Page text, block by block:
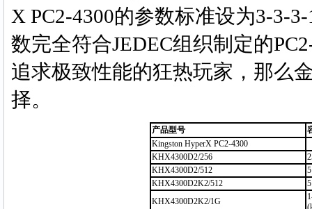
X PC2-4300的参数标准设为3-3-
数完全符合JEDEC组织制定的
追求极致性能的狂热玩家，那么
择。
产品型号
Kingston HyperX PC2-4300
KHX4300D2/256
KHX4300D2/512
KHX4300D2K2/512
KHX4300D2K2/1G